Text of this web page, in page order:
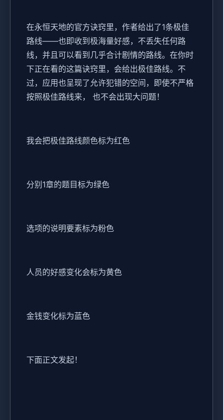
在永恒天地的官方诀窍里，作者给出了1条极佳
路线——也即收到极海量好感，不丢失任何路
线，并且可以看到几乎合计剧情的路线。在你时
下正在看的这篇诀窍里，会给出极佳路线。不
过，应用也呈现了允许犯错的空间，即使不严格
按照极佳路线来， 也不会出现大问题！
我会把极佳路线颜色标为红色
分别1章的题目标为绿色
选项的说明要素标为粉色
人员的好感变化会标为黄色
金钱变化标为蓝色
下面正文发起！